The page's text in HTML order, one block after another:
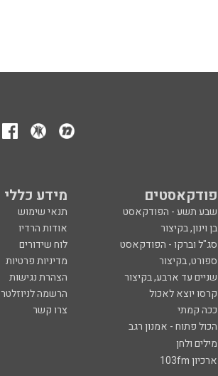
פודקאסטים מידע כללי
שבע תשע - הפודקאסט
תנאי שימוש
בן וינון, בקיצור
אודות הרדיו
סג"ל וברקו - הפודקאסט
לוח שידורים
ספורט, בקיצור
מדיניות פרטיות
שניים עד ארבע, בקיצור
הצהרת נגישות
קרסו יוצא לאכול
הרשמה לניוזלטר
ככה קמתי
צרו קשר
הכול פתוח - אמנון רגב
מילים ולחן
ארכיון 103fm